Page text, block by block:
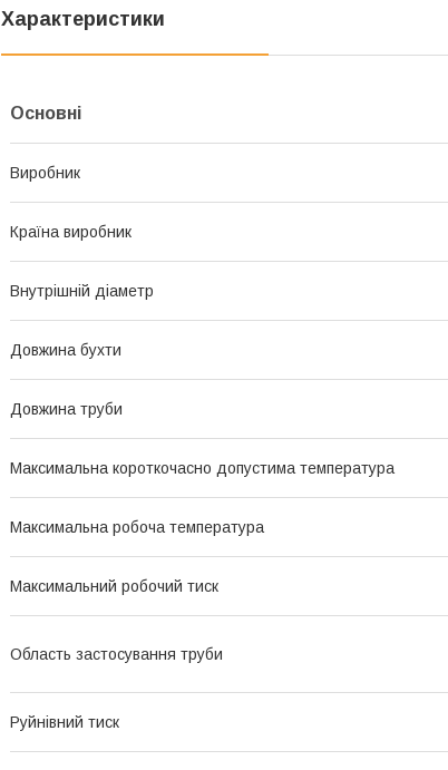
Характеристики
Основні
Виробник
Країна виробник
Внутрішній діаметр
Довжина бухти
Довжина труби
Максимальна короткочасно допустима температура
Максимальна робоча температура
Максимальний робочий тиск
Область застосування труби
Руйнівний тиск